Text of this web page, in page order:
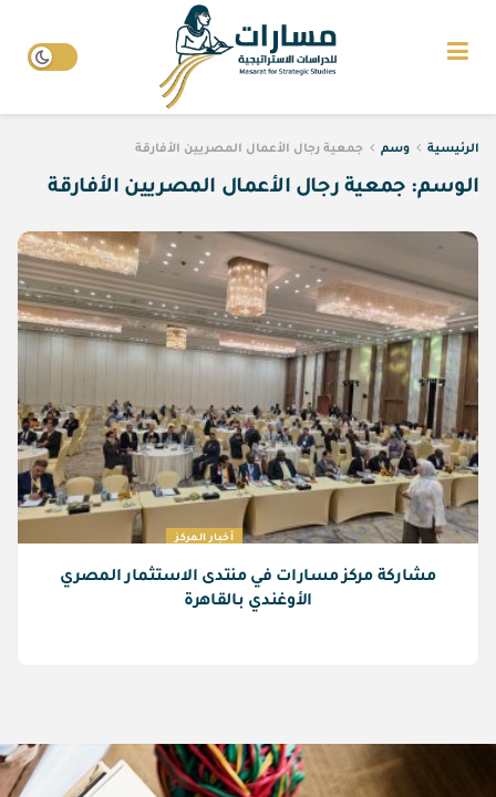
الرئيسية وسم جمعية رجال الأعمال المصريين الأفارقة
الوسم: جمعية رجال الأعمال المصريين الأفارقة
أخبار المركز
مشاركة مركز مسارات في منتدى الاستثمار المصري
الأوغندي بالقاهرة